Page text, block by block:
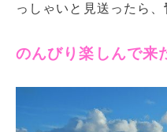
っしゃいと見送ったら、
のんびり楽しんで来